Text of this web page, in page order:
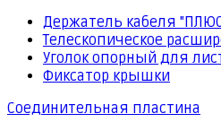
Держатель кабеля
Телескопическое
Уголок опорный для
Фиксатор крышки
Соединительная пластина